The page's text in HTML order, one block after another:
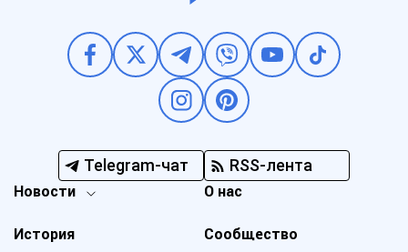
Telegram-чат RSS-лента
Новости
История
О нас
Сообщество